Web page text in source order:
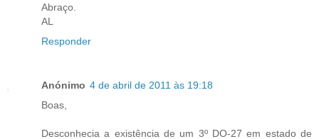
Abraço.
AL
Responder
Anónimo 4 de abril de 2011 às 19:18
Boas,
Desconhecia a existência de um 3º DO-27 em estado de